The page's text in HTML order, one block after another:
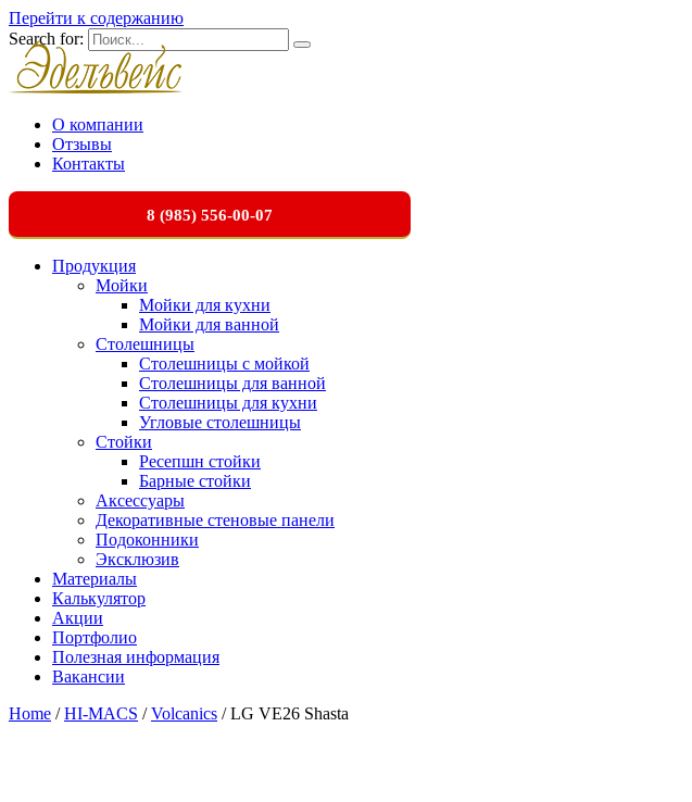
Перейти к содержанию
Search for:
О компании
Отзывы
Контакты
8 (985) 556-00-07
Продукция
Мойки
Мойки для кухни
Мойки для ванной
Столешницы
Столешницы с мойкой
Столешницы для ванной
Столешницы для кухни
Угловые столешницы
Стойки
Ресепшн стойки
Барные стойки
Аксессуары
Декоративные стеновые панели
Подоконники
Эксклюзив
Материалы
Калькулятор
Акции
Портфолио
Полезная информация
Вакансии
Home /HI-MACS /Volcanics / LG VE26 Shasta